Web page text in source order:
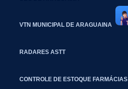
VTN MUNICIPAL DE ARAGUAINA
RADARES ASTT
CONTROLE DE ESTOQUE FARMÁCIAS